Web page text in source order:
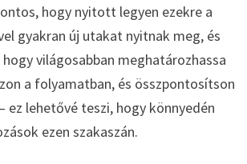
hogy nyitott legyen ezekre a
gyakran új utakat nyitnak meg, és
világosabban meghatározhassa
a folyamatban, és összpontosítson
ez lehetővé teszi, hogy könnyedén
ezen szakaszán.